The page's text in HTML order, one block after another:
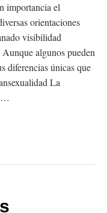
importancia el
orientaciones
visibilidad
algunos pueden
diferencias únicas que
La